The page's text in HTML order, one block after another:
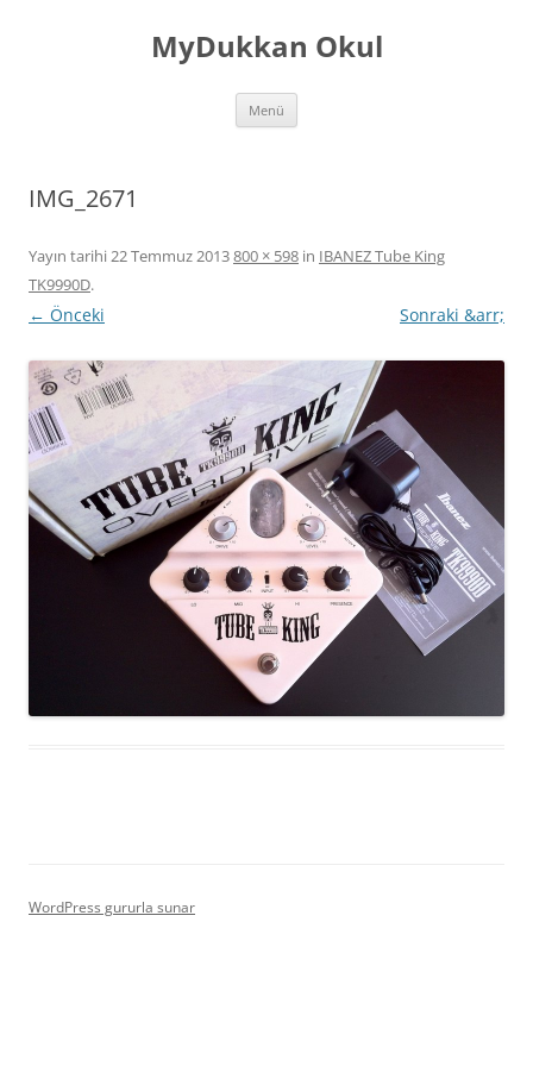
MyDukkan Okul
Menü
IMG_2671
Yayın tarihi22 Temmuz 2013800 × 598 in IBANEZ Tube King
TK9990D.
← Önceki Sonraki &arr;
WordPress gururla sunar